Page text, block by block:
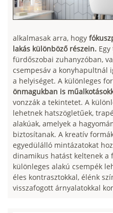
alkalmasak arra, hogy
lakás különböző részein.
fürdőszobai zuhanyzóban,
csempesáv a konyhapultnál
a helyiséget. A különleges
önmagukban is
vonzzák a tekintetet. A
lehetnek hatszögletűek,
alakúak, amelyek a
biztosítanak. A kreatív
egyedülálló mintázatokat
dinamikus hatást keltenek a
különleges alakú csempék
éles kontrasztokkal, élénk
visszafogott árnyalatokkal